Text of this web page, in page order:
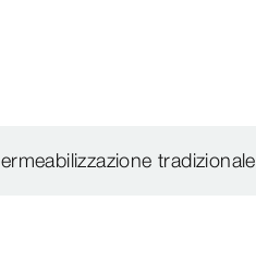
tradizionale